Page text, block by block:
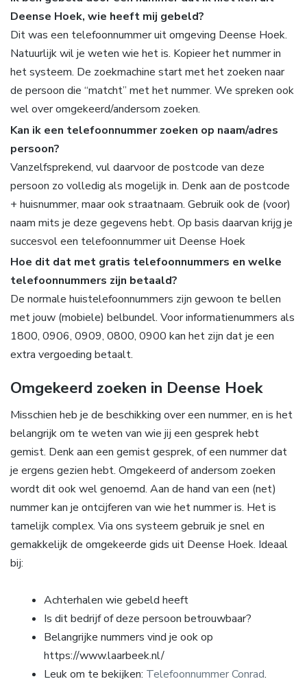
Deense Hoek, wie heeft mij gebeld?
Dit was een telefoonnummer uit omgeving Deense Hoek.
Natuurlijk wil je weten wie het is. Kopieer het nummer in
het systeem. De zoekmachine start met het zoeken naar
de persoon die “matcht” met het nummer. We spreken ook
wel over omgekeerd/andersom zoeken.
Kan ik een telefoonnummer zoeken op naam/adres
persoon?
Vanzelfsprekend, vul daarvoor de postcode van deze
persoon zo volledig als mogelijk in. Denk aan de postcode
+ huisnummer, maar ook straatnaam. Gebruik ook de (voor)
naam mits je deze gegevens hebt. Op basis daarvan krijg je
succesvol een telefoonnummer uit Deense Hoek
Hoe dit dat met gratis telefoonnummers en welke
telefoonnummers zijn betaald?
De normale huistelefoonnummers zijn gewoon te bellen
met jouw (mobiele) belbundel. Voor informatienummers als
1800, 0906, 0909, 0800, 0900 kan het zijn dat je een
extra vergoeding betaalt.
Omgekeerd zoeken in Deense Hoek
Misschien heb je de beschikking over een nummer, en is het
belangrijk om te weten van wie jij een gesprek hebt
gemist. Denk aan een gemist gesprek, of een nummer dat
je ergens gezien hebt. Omgekeerd of andersom zoeken
wordt dit ook wel genoemd. Aan de hand van een (net)
nummer kan je ontcijferen van wie het nummer is. Het is
tamelijk complex. Via ons systeem gebruik je snel en
gemakkelijk de omgekeerde gids uit Deense Hoek. Ideaal
bij:
Achterhalen wie gebeld heeft
Is dit bedrijf of deze persoon betrouwbaar?
Belangrijke nummers vind je ook op
https://www.laarbeek.nl/
Leuk om te bekijken: Telefoonnummer Conrad.